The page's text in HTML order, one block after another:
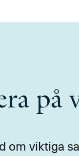
på
om viktiga